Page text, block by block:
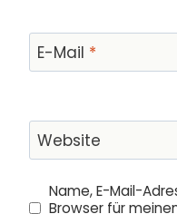
E-Mail *
Website
Name, E-Mail-
Browser für